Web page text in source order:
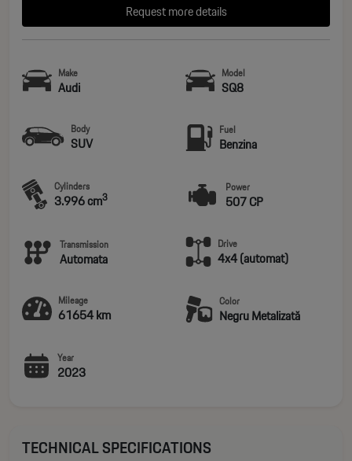
Request more details
Make
Audi
Model
SQ8
Body
SUV
Fuel
Benzina
Cylinders
3.996 cm3
Power
507 CP
Transmission
Automata
Drive
4x4 (automat)
Mileage
61654 km
Color
Negru Metalizată
Year
2023
TECHNICAL SPECIFICATIONS